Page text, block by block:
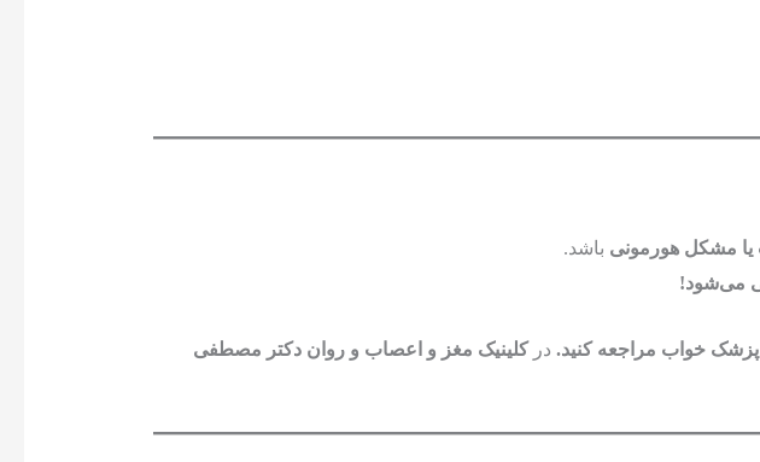
یا مشکل هورمونی باشد.
می‌شود!
خواب مراجعه کنید.درکلینیک مغز و اعصاب و روان دکتر مصطفی